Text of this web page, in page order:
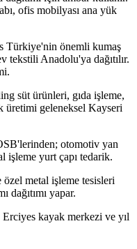
ofis mobilyası ana yük
Türkiye'nin önemli kumaş
Anadolu'ya dağıtılır.
süt ürünleri, gıda işleme,
üretimi geleneksel Kayseri
otomotiv yan
işleme yurt çapı tedarik.
metal işleme tesisleri
dağıtımı yapar.
Erciyes kayak merkezi ve yıl